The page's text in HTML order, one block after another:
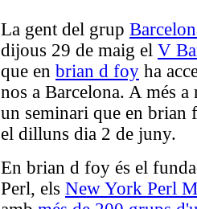
La gent del grup
dijous 29 de maig el V
que en brian d foy ha
nos a Barcelona. A més
un seminari que en
el dilluns dia 2 de juny.
En brian d foy és el
Perl, els New York Perl